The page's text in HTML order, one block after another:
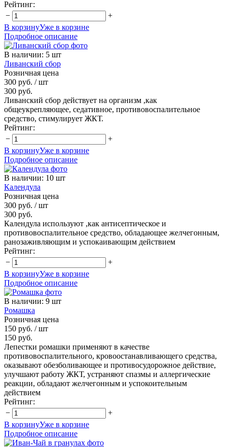
Рейтинг:
−
+
В корзинуУже в корзине
Подробное описание
В наличии: 5 шт
Ливанский сбор
Розничная цена
300 руб. / шт
300 руб.
Ливанский сбор действует на организм ,как
общеукрепляющее, седативное, противовоспалительное
средство, стимулирует ЖКТ.
Рейтинг:
−
+
В корзинуУже в корзине
Подробное описание
В наличии: 10 шт
Календула
Розничная цена
300 руб. / шт
300 руб.
Календула используют ,как антисептическое и
противовоспалительное средство, обладающее желчегонным,
ранозаживляющим и успокаивающим действием
Рейтинг:
−
+
В корзинуУже в корзине
Подробное описание
В наличии: 9 шт
Ромашка
Розничная цена
150 руб. / шт
150 руб.
Лепестки ромашки применяют в качестве
противовоспалительного, кровоостанавливающего средства,
оказывают обезболивающее и противосудорожное действие,
улучшают работу ЖКТ, устраняют спазмы и аллергические
реакции, обладают желчегонным и успокоительным
действием
Рейтинг:
−
+
В корзинуУже в корзине
Подробное описание